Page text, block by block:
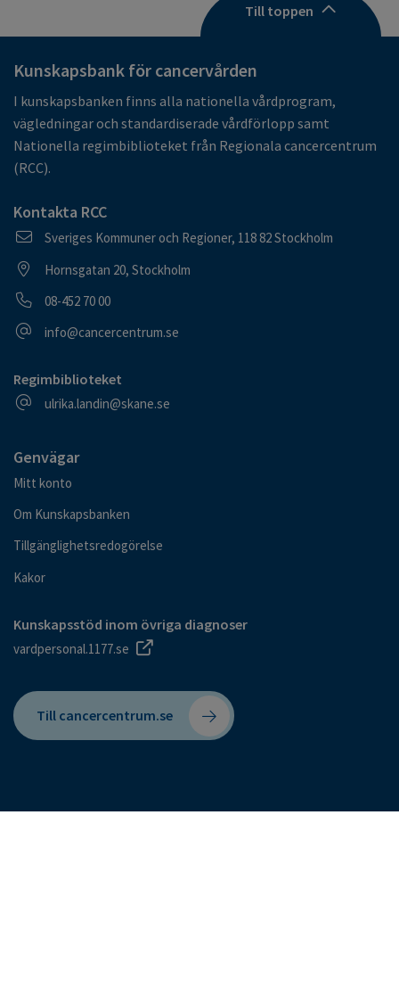
Till toppen
Kunskapsbank för cancervården
I kunskapsbanken finns alla nationella vårdprogram,
vägledningar och standardiserade vårdförlopp samt
Nationella regimbiblioteket från Regionala cancercentrum
(RCC).
Kontakta RCC
Postadress
Sveriges Kommuner och Regioner, 118 82 Stockholm
Besöksadress
Hornsgatan 20, Stockholm
Telefonnummer
08-452 70 00
E-postadress
info@cancercentrum.se
Regimbiblioteket
E-postadress
ulrika.landin@skane.se
Genvägar
Mitt konto
Om Kunskapsbanken
Tillgänglighetsredogörelse
Kakor
Kunskapsstöd inom övriga diagnoser
vardpersonal.1177.se
Till cancercentrum.se